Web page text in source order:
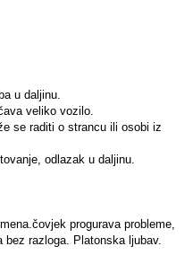
u daljinu.
veliko vozilo.
se raditi o strancu ili osobi iz
odlazak u daljinu.
progurava probleme,
bez razloga. Platonska ljubav.